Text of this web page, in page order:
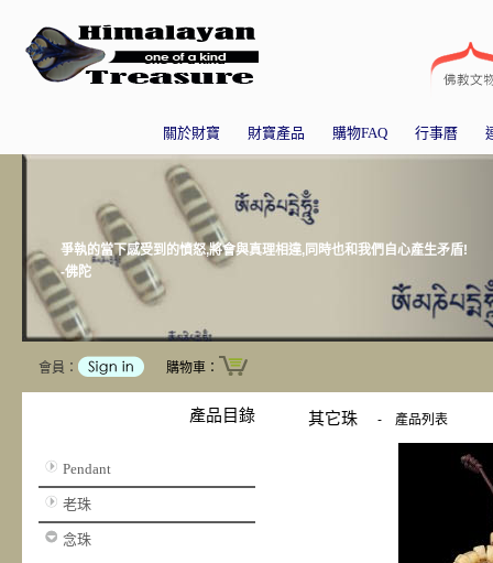
關於財寶 財寶產品 購物FAQ 行事曆
爭執的當下感受到的憤怒,將會與真理相違,同時也和我們自心產生矛盾!
-佛陀
會員： 購物車：
產品目錄
Pendant
老珠
念珠
其它珠 - 產品列表